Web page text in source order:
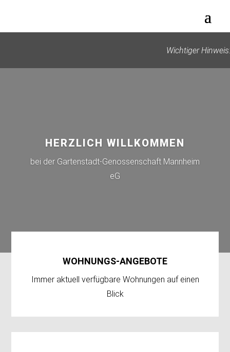
Wichtiger
HERZLICH WILLKOMMEN
bei der Gartenstadt-Genossenschaft Mannheim
eG
WOHNUNGS-ANGEBOTE
Immer aktuell verfügbare Wohnungen auf einen
Blick